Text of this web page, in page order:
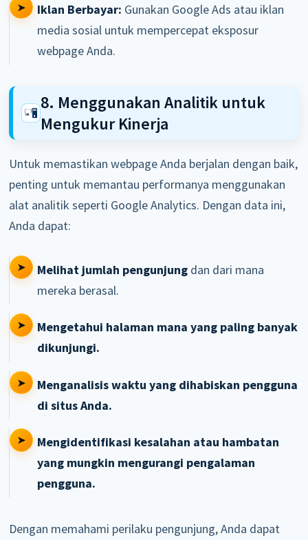
Iklan Berbayar: Gunakan Google Ads atau iklan
media sosial untuk mempercepat eksposur
webpage Anda.
8. Menggunakan Analitik untuk
Mengukur Kinerja
Untuk memastikan webpage Anda berjalan dengan baik,
penting untuk memantau performanya menggunakan
alat analitik seperti Google Analytics. Dengan data ini,
Anda dapat:
Melihat jumlah pengunjungdan dari mana
mereka berasal.
Mengetahui halaman mana yang paling banyak
dikunjungi.
Menganalisis waktu yang dihabiskan pengguna
di situs Anda.
Mengidentifikasi kesalahan atau hambatan
yang mungkin mengurangi pengalaman
pengguna.
Dengan memahami perilaku pengunjung, Anda dapat